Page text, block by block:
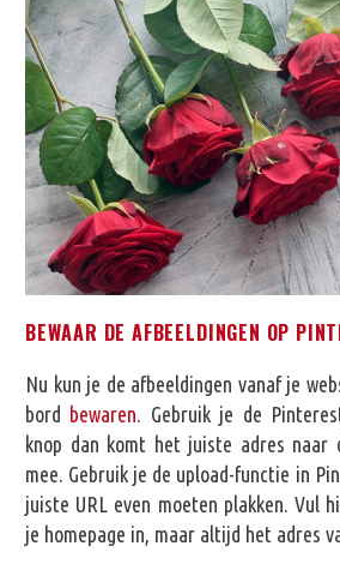
BEWAAR DE AFBEELDINGEN OP
Nu kun je de afbeeldingen vanaf je
bord bewaren. Gebruik je de
knop dan komt het juiste adres naar
mee. Gebruik je de upload-functie in
juiste URL even moeten plakken. Vul
je homepage in, maar altijd het adres